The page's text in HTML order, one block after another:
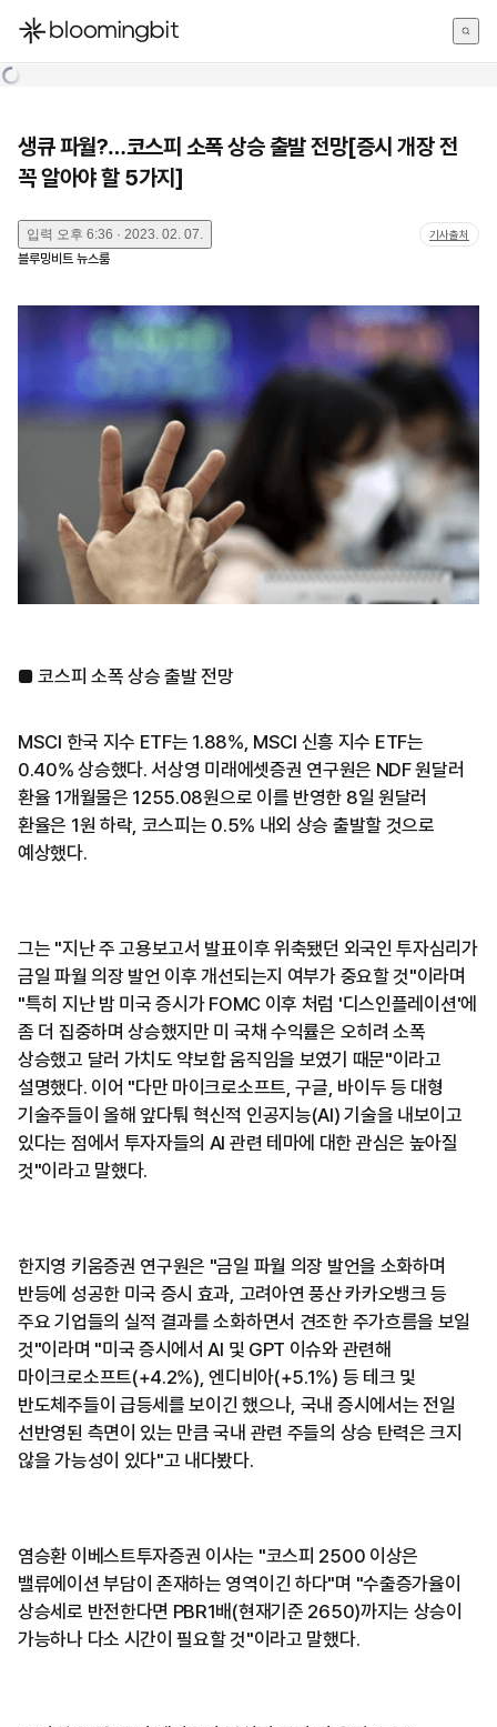
한국어
생큐 파월?…코스피 소폭 상승 출발 전망[증시 개장 전
꼭 알아야 할 5가지]
입력 오후 6:36 · 2023. 02. 07. 기사출처
블루밍비트 뉴스룸
■ 코스피 소폭 상승 출발 전망
MSCI 한국 지수 ETF는 1.88%, MSCI 신흥 지수 ETF는
0.40% 상승했다. 서상영 미래에셋증권 연구원은 NDF 원달러
환율 1개월물은 1255.08원으로 이를 반영한 8일 원달러
환율은 1원 하락, 코스피는 0.5% 내외 상승 출발할 것으로
예상했다.
그는 "지난 주 고용보고서 발표이후 위축됐던 외국인 투자심리가
금일 파월 의장 발언 이후 개선되는지 여부가 중요할 것"이라며
"특히 지난 밤 미국 증시가 FOMC 이후 처럼 '디스인플레이션'에
좀 더 집중하며 상승했지만 미 국채 수익률은 오히려 소폭
상승했고 달러 가치도 약보합 움직임을 보였기 때문"이라고
설명했다. 이어 "다만 마이크로소프트, 구글, 바이두 등 대형
기술주들이 올해 앞다퉈 혁신적 인공지능(AI) 기술을 내보이고
있다는 점에서 투자자들의 AI 관련 테마에 대한 관심은 높아질
것"이라고 말했다.
한지영 키움증권 연구원은 "금일 파월 의장 발언을 소화하며
반등에 성공한 미국 증시 효과, 고려아연 풍산 카카오뱅크 등
주요 기업들의 실적 결과를 소화하면서 견조한 주가흐름을 보일
것"이라며 "미국 증시에서 AI 및 GPT 이슈와 관련해
마이크로소프트(+4.2%), 엔디비아(+5.1%) 등 테크 및
반도체주들이 급등세를 보이긴 했으나, 국내 증시에서는 전일
선반영된 측면이 있는 만큼 국내 관련 주들의 상승 탄력은 크지
않을 가능성이 있다"고 내다봤다.
염승환 이베스트투자증권 이사는 "코스피 2500 이상은
밸류에이션 부담이 존재하는 영역이긴 하다"며 "수출증가율이
상승세로 반전한다면 PBR1배(현재기준 2650)까지는 상승이
가능하나 다소 시간이 필요할 것"이라고 말했다.